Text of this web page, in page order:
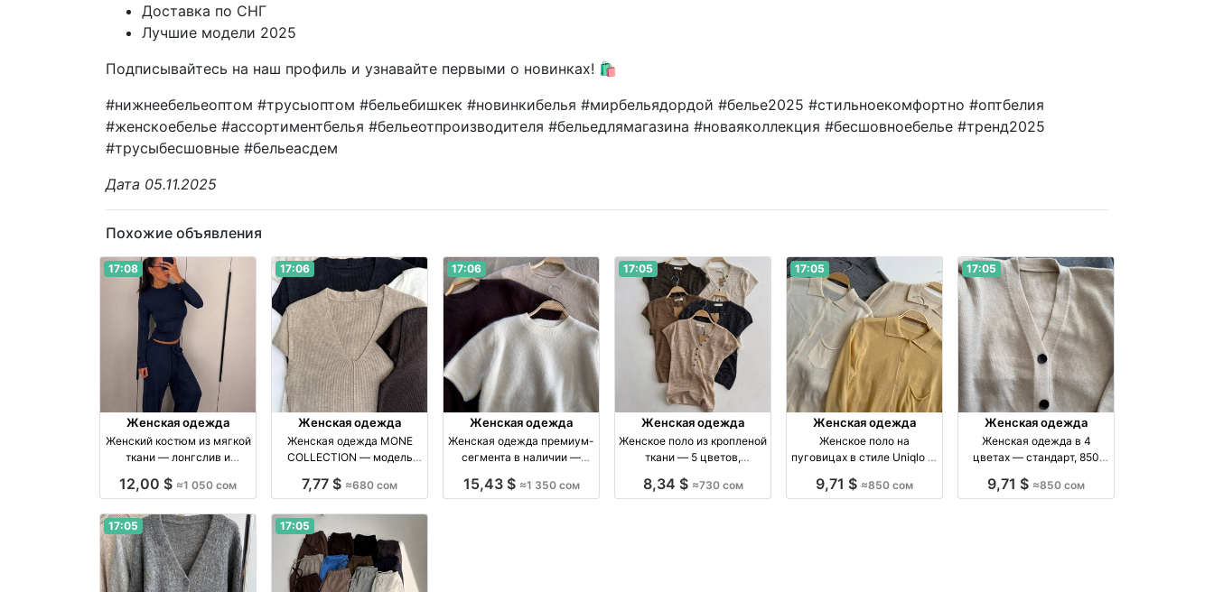
Доставка по СНГ
Лучшие модели 2025
Подписывайтесь на наш профиль и узнавайте первыми о новинках! 🛍️
#нижнеебельеоптом #трусыоптом #бельебишкек #новинкибелья #мирбельядордой #белье2025 #стильноекомфортно #оптбелия
#женскоебелье #ассортиментбелья #бельеотпроизводителя #бельедлямагазина #новаяколлекция #бесшовноебелье #тренд2025
#трусыбесшовные #бельеасдем
Дата 05.11.2025
Похожие объявления
17:08
Женская одежда
Женский костюм из мягкой
ткани — лонгслив и
12,00 $ ≈1 050 сом
17:06
Женская одежда
Женская одежда MONE
COLLECTION — модель
оттенках бренд Made in
7,77 $ ≈680 сом
17:06
Женская одежда
Женская одежда премиум-
сегмента в наличии —
производство Киргизия
15,43 $ ≈1 350 сом
17:05
Женская одежда
Женское поло из кропленой
ткани — 5 цветов,
производство Киргизия
8,34 $ ≈730 сом
17:05
Женская одежда
Женское поло на
пуговицах в стиле Uniqlo —
производство Киргизия
9,71 $ ≈850 сом
17:05
Женская одежда
Женская одежда в 4
цветах — стандарт, 850
Kyrgyzstan
9,71 $ ≈850 сом
17:05 17:05